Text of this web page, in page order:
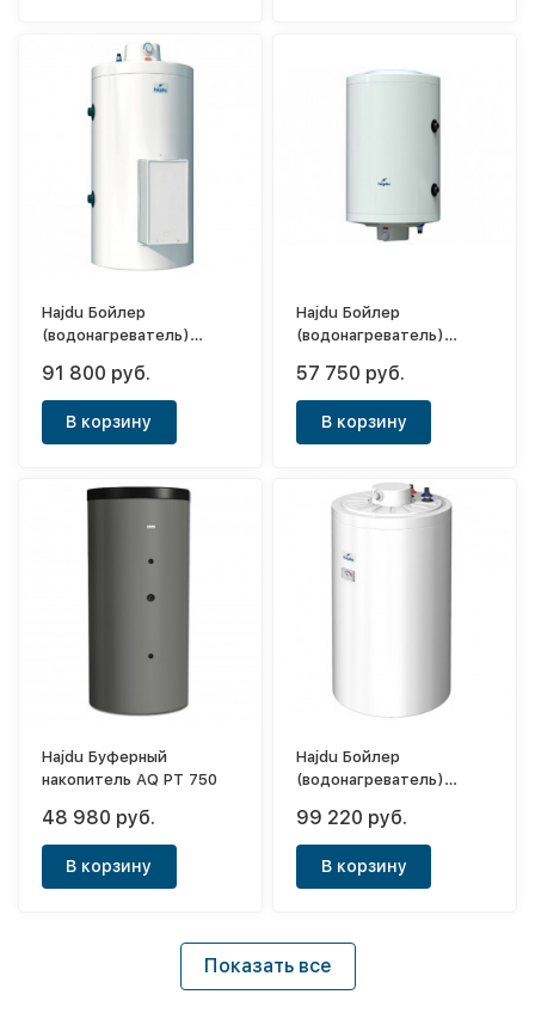
Hajdu Бойлер
(водонагреватель)
IND SC 200
91 800 руб.
В корзину
Hajdu Бойлер
(водонагреватель)
IND FC 75
57 750 руб.
В корзину
Hajdu Буферный
накопитель AQ PT 750
48 980 руб.
В корзину
Hajdu Бойлер
(водонагреватель)
40 160л
99 220 руб.
В корзину
Показать все